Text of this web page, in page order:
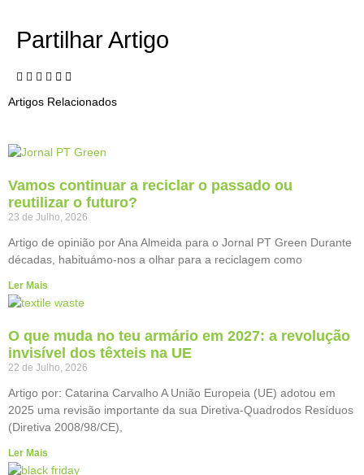
Partilhar Artigo
Artigos Relacionados
Vamos continuar a reciclar o passado ou
reutilizar o futuro?
23 de Julho, 2026
Artigo de opinião por Ana Almeida para o Jornal PT Green Durante
décadas, habituámo-nos a olhar para a reciclagem como
Ler Mais
O que muda no teu armário em 2027: a revolução
invisível dos têxteis na UE
22 de Julho, 2026
Artigo por: Catarina Carvalho A União Europeia (UE) adotou em
2025 uma revisão importante da sua Diretiva-Quadrodos Resíduos
(Diretiva 2008/98/CE),
Ler Mais